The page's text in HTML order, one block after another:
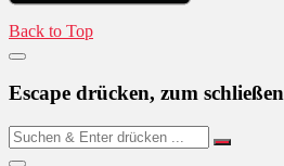
Back to Top
Escape drücken, zum schließen